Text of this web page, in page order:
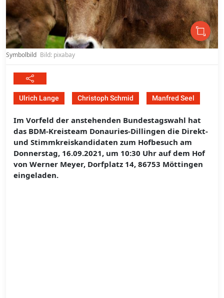
Symbolbild Bild: pixabay
Ulrich Lange Christoph Schmid Manfred Seel
Im Vorfeld der anstehenden Bundestagswahl hat
das BDM-Kreisteam Donauries-Dillingen die Direkt-
und Stimmkreiskandidaten zum Hofbesuch am
Donnerstag, 16.09.2021, um 10:30 Uhr auf dem Hof
von Werner Meyer, Dorfplatz 14, 86753 Möttingen
eingeladen.